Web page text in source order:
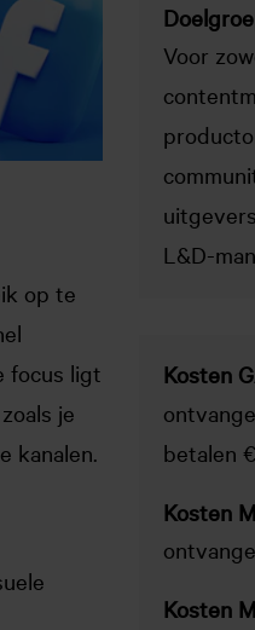
op te
focus ligt
je
kanalen.
Voor
L&D-
Kosten
betalen
Kosten
Kosten